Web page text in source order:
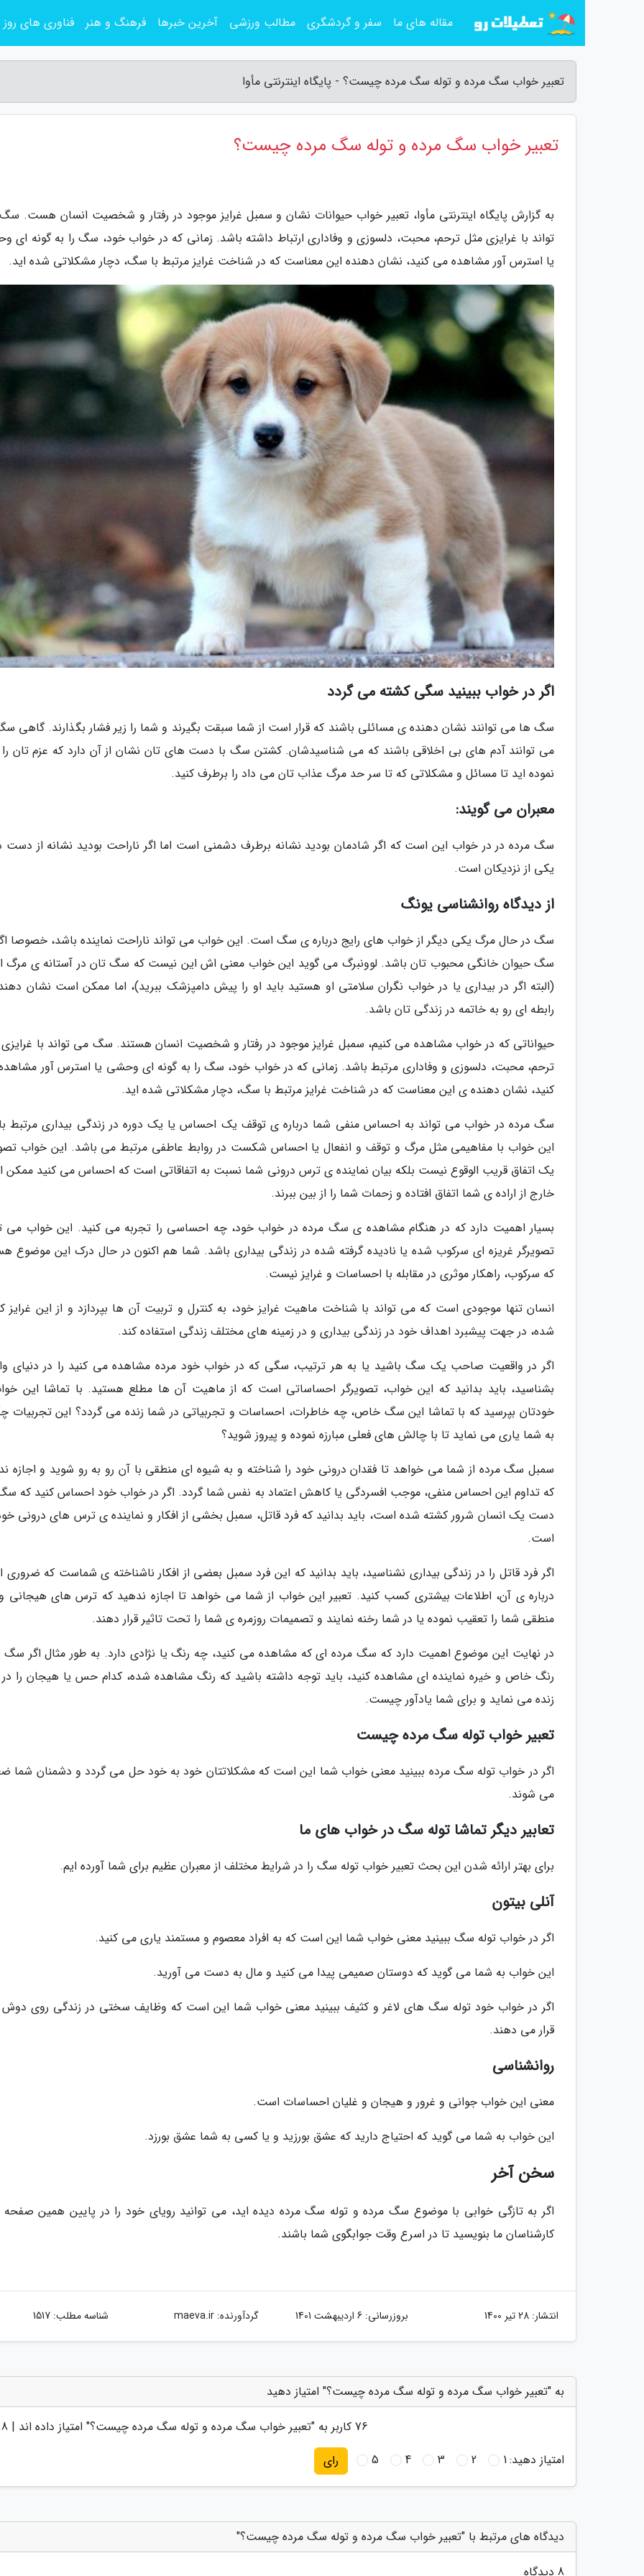
تعبیر خواب سگ مرده و توله سگ مرده چیست؟ - پایگاه اینترنتی مأوا
تعبیر خواب سگ مرده و توله سگ مرده چیست؟
به گزارش پایگاه اینترنتی مأوا، تعبیر خواب حیوانات نشان و سمبل غرایز موجود در رفتار و شخصیت انسان هست.
تواند با غرایزی مثل ترحم، محبت، دلسوزی و وفاداری ارتباط داشته باشد. زمانی که در خواب خود، سگ را به گونه ای
یا استرس آور مشاهده می کنید، نشان دهنده این معناست که در شناخت غرایز مرتبط با سگ، دچار مشکلاتی شده اید.
اگر در خواب ببینید سگی کشته می گردد
سگ ها می توانند نشان دهنده ی مسائلی باشند که قرار است از شما سبقت بگیرند و شما را زیر فشار بگذارند. گاهی
می توانند آدم های بی اخلاقی باشند که می شناسیدشان. کشتن سگ با دست های تان نشان از آن دارد که عزم تان
نموده اید تا مسائل و مشکلاتی که تا سر حد مرگ عذاب تان می داد را برطرف کنید.
معبران می گویند:
سگ مرده در در خواب این است که اگر شادمان بودید نشانه برطرف دشمنی است اما اگر ناراحت بودید نشانه از دست
یکی از نزدیکان است.
از دیدگاه روانشناسی یونگ
سگ در حال مرگ یکی دیگر از خواب های رایج درباره ی سگ است. این خواب می تواند ناراحت نماینده باشد، خصوصا
سگ حیوان خانگی محبوب تان باشد. لوونبرگ می گوید این خواب معنی اش این نیست که سگ تان در آستانه ی
(البته اگر در بیداری یا در خواب نگران سلامتی او هستید باید او را پیش دامپزشک ببرید)، اما ممکن است نشان
رابطه ای رو به خاتمه در زندگی تان باشد.
حیواناتی که در خواب مشاهده می کنیم، سمبل غرایز موجود در رفتار و شخصیت انسان هستند. سگ می تواند با
ترحم، محبت، دلسوزی و وفاداری مرتبط باشد. زمانی که در خواب خود، سگ را به گونه ای وحشی یا استرس آور
کنید، نشان دهنده ی این معناست که در شناخت غرایز مرتبط با سگ، دچار مشکلاتی شده اید.
سگ مرده در خواب می تواند به احساس منفی شما درباره ی توقف یک احساس یا یک دوره در زندگی بیداری مرتبط
این خواب با مفاهیمی مثل مرگ و توقف و انفعال یا احساس شکست در روابط عاطفی مرتبط می باشد. این خواب
یک اتفاق قریب الوقوع نیست بلکه بیان نماینده ی ترس درونی شما نسبت به اتفاقاتی است که احساس می کنید
خارج از اراده ی شما اتفاق افتاده و زحمات شما را از بین ببرند.
بسیار اهمیت دارد که در هنگام مشاهده ی سگ مرده در خواب خود، چه احساسی را تجربه می کنید. این خواب می
تصویرگر غریزه ای سرکوب شده یا نادیده گرفته شده در زندگی بیداری باشد. شما هم اکنون در حال درک این موضوع
که سرکوب، راهکار موثری در مقابله با احساسات و غرایز نیست.
انسان تنها موجودی است که می تواند با شناخت ماهیت غرایز خود، به کنترل و تربیت آن ها بپردازد و از این غرایز
شده، در جهت پیشبرد اهداف خود در زندگی بیداری و در زمینه های مختلف زندگی استفاده کند.
اگر در واقعیت صاحب یک سگ باشید یا به هر ترتیب، سگی که در خواب خود مرده مشاهده می کنید را در دنیای
بشناسید، باید بدانید که این خواب، تصویرگر احساساتی است که از ماهیت آن ها مطلع هستید. با تماشا این
خودتان بپرسید که با تماشا این سگ خاص، چه خاطرات، احساسات و تجربیاتی در شما زنده می گردد؟ این تجربیات
به شما یاری می نماید تا با چالش های فعلی مبارزه نموده و پیروز شوید؟
سمبل سگ مرده از شما می خواهد تا فقدان درونی خود را شناخته و به شیوه ای منطقی با آن رو به رو شوید و اجازه
که تداوم این احساس منفی، موجب افسردگی یا کاهش اعتماد به نفس شما گردد. اگر در خواب خود احساس کنید که
دست یک انسان شرور کشته شده است، باید بدانید که فرد قاتل، سمبل بخشی از افکار و نماینده ی ترس های درونی
است.
اگر فرد قاتل را در زندگی بیداری نشناسید، باید بدانید که این فرد سمبل بعضی از افکار ناشناخته ی شماست که
درباره ی آن، اطلاعات بیشتری کسب کنید. تعبیر این خواب از شما می خواهد تا اجازه ندهید که ترس های هیجانی
منطقی شما را تعقیب نموده یا در شما رخنه نمایند و تصمیمات روزمره ی شما را تحت تاثیر قرار دهند.
در نهایت این موضوع اهمیت دارد که سگ مرده ای که مشاهده می کنید، چه رنگ یا نژادی دارد. به طور مثال اگر سگ
رنگ خاص و خیره نماینده ای مشاهده کنید، باید توجه داشته باشید که رنگ مشاهده شده، کدام حس یا هیجان را
زنده می نماید و برای شما یادآور چیست.
تعبیر خواب توله سگ مرده چیست
اگر در خواب توله سگ مرده ببینید معنی خواب شما این است که مشکلاتتان خود به خود حل می گردد و دشمنان شما
می شوند.
تعابیر دیگر تماشا توله سگ در خواب های ما
برای بهتر ارائه شدن این بحث تعبیر خواب توله سگ را در شرایط مختلف از معبران عظیم برای شما آورده ایم.
آنلی بیتون
اگر در خواب توله سگ ببینید معنی خواب شما این است که به افراد معصوم و مستمند یاری می کنید.
این خواب به شما می گوید که دوستان صمیمی پیدا می کنید و مال به دست می آورید.
اگر در خواب خود توله سگ های لاغر و کثیف ببینید معنی خواب شما این است که وظایف سختی در زندگی روی
قرار می دهند.
روانشناسی
معنی این خواب جوانی و غرور و هیجان و غلیان احساسات است.
این خواب به شما می گوید که احتیاج دارید که عشق بورزید و یا کسی به شما عشق بورزد.
سخن آخر
اگر به تازگی خوابی با موضوع سگ مرده و توله سگ مرده دیده اید، می توانید رویای خود را در پایین همین صفحه
کارشناسان ما بنویسید تا در اسرع وقت جوابگوی شما باشند.
انتشار: 28 تیر 1400 بروزرسانی: 6 اردیبهشت 1401 گردآورنده:maeva.ir شناسه مطلب: 1517
به "تعبیر خواب سگ مرده و توله سگ مرده چیست؟" امتیاز دهید
76 کاربر به "تعبیر خواب سگ مرده و توله سگ مرده چیست؟" امتیاز داده اند |
امتیاز دهید:1
2
3
4
5 رای
دیدگاه های مرتبط با "تعبیر خواب سگ مرده و توله سگ مرده چیست؟"
8 دیدگاه
مقاله های ما سفر و گردشگری مطالب ورزشی آخرین خبرها فرهنگ و هنر فناوری های روز